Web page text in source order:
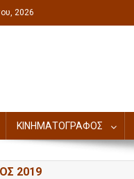
2026
ΚΙΝΗΜΑΤΟΓΡΑΦΟΣ
2019